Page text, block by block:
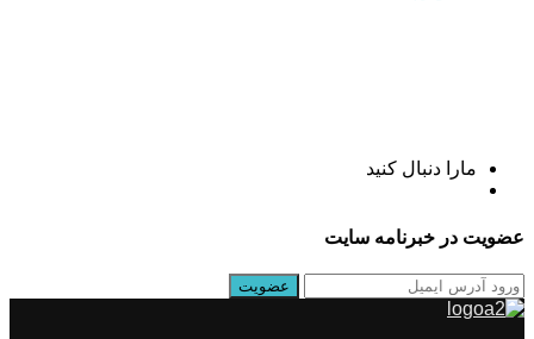
مارا دنبال کنید
عضویت در خبرنامه سایت